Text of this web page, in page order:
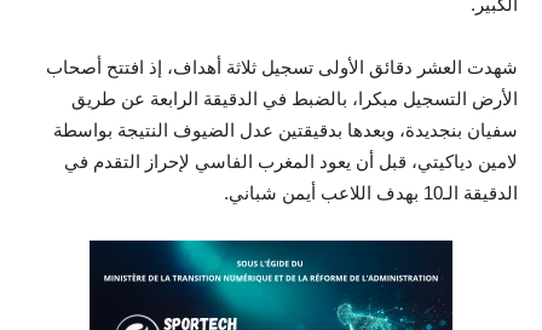
شهدت العشر دقائق الأولى تسجيل ثلاثة أهداف، إذ افتتح أصحاب
الأرض التسجيل مبكرا، بالضبط في الدقيقة الرابعة عن طريق
سفيان بنجديدة، وبعدها بدقيقتين عدل الضيوف النتيجة بواسطة
لامين دياكيتي، قبل أن يعود المغرب الفاسي لإحراز التقدم في
الدقيقة الـ10 بهدف اللاعب أيمن شباني.